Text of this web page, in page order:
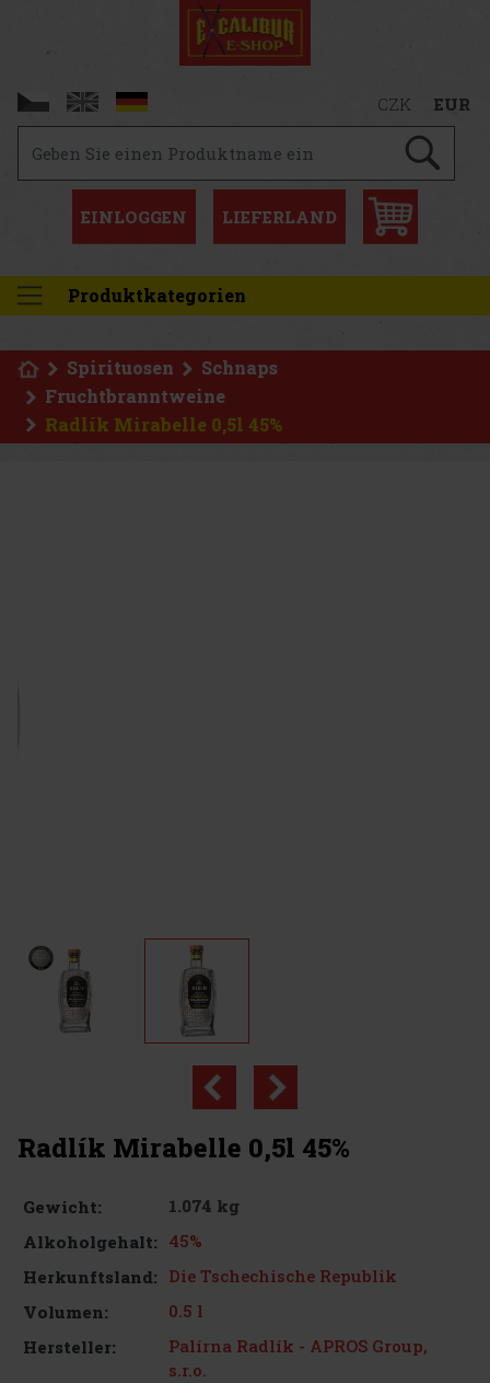
CZK EUR
EINLOGGEN LIEFERLAND
Produktkategorien
Spirituosen
Schnaps
Fruchtbranntweine
Radlík Mirabelle 0,5l 45%
Radlík Mirabelle 0,5l 45%
Gewicht:
1.074 kg
Alkoholgehalt: 45%
Herkunftsland: Die Tschechische Republik
Volumen:
0.5 l
Hersteller:
Palírna Radlík - APROS Group,
s.r.o.